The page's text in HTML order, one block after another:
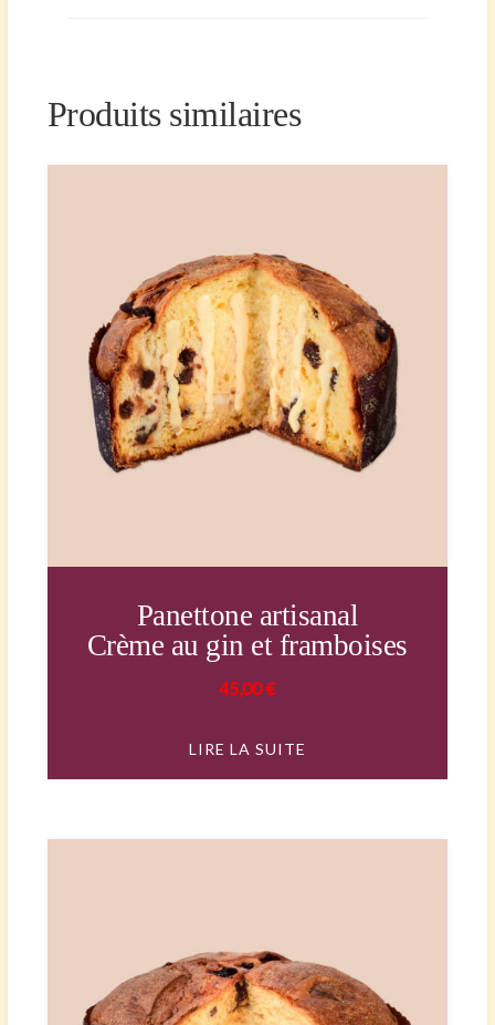
Produits similaires
Panettone artisanal
Crème au gin et framboises
45,00€
LIRE LA SUITE